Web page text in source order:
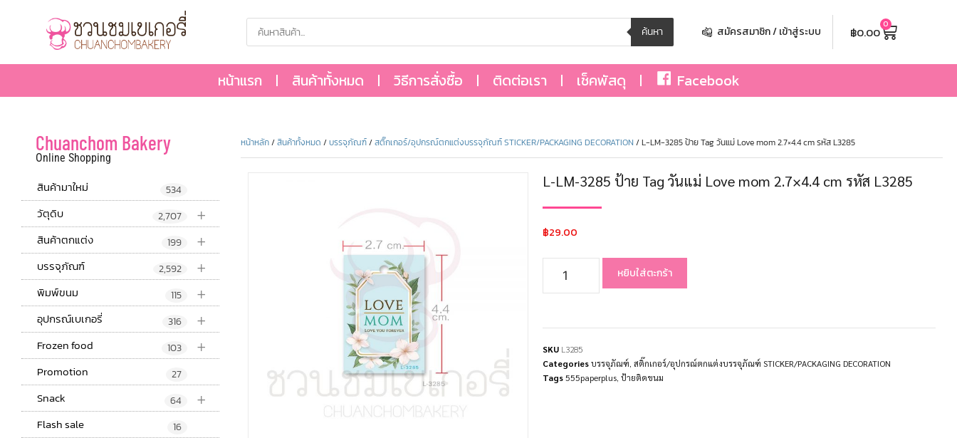
ค้นหา สมัครสมาชิก / เข้าสู่ระบบ ฿0.00 0
หน้าแรก สินค้าทั้งหมด วิธีการสั่งซื้อ ติดต่อเรา เช็คพัสดุ Facebook
Chuanchom Bakery
Online Shopping
สินค้ามาใหม่ 534
+
วัตุดิบ 2,707
+
สินค้าตกแต่ง 199
+
บรรจุภัณฑ์ 2,592
+
พิมพ์ขนม 115
+
อุปกรณ์เบเกอรี่ 316
+
Frozen food 103
Promotion 27
+
Snack 64
Flash sale 16
หน้าหลัก/สินค้าทั้งหมด /บรรจุภัณฑ์/สติ๊กเกอร์/อุปกรณ์ตกแต่งบรรจุภัณฑ์ STICKER/PACKAGING DECORATION / L-LM-3285 ป้าย Tag วันแม่ Love mom 2.7×4.4 cm รหัส L3285
L-LM-3285 ป้าย Tag วันแม่ Love mom 2.7×4.4 cm รหัส L3285
฿29.00
หยิบใส่ตะกร้า
SKU L3285
Categoriesบรรจุภัณฑ์ สติ๊กเกอร์/อุปกรณ์ตกแต่งบรรจุภัณฑ์ STICKER/PACKAGING DECORATION
Tags555paperplus, ป้ายติดขนม